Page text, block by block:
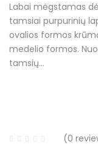
Labai mėgstamas
tamsiai purpurinių
ovalios formos
medelio formos.
tamsių…
(0